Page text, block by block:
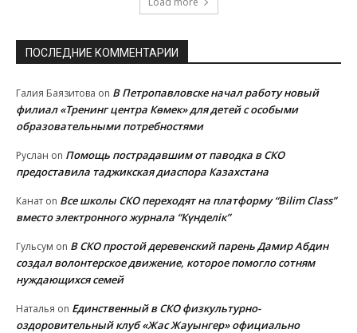
ПОСЛЕДНИЕ КОММЕНТАРИИ
Галия Баязитова on В Петропавловске начал работу новый
филиал «Тренинг центра Көмек» для детей с особыми
образовательными потребностями
Руслан on Помощь пострадавшим от паводка в СКО
предоставила таджикская диаспора Казахстана
Канат on Все школы СКО переходят на платформу “Bilim Class”
вместо электронного журнала “Күнделік”
Гульсум on В СКО простой деревенский парень Дамир Абдин
создал волонтерское движение, которое помогло сотням
нуждающихся семей
Наталья on Единственный в СКО физкультурно-
оздоровительный клуб «Жас Жауынгер» официально